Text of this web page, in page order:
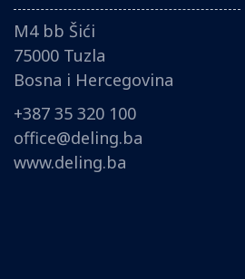
M4 bb Šići
75000 Tuzla
Bosna i Hercegovina
+387 35 320 100
office@deling.ba
www.deling.ba